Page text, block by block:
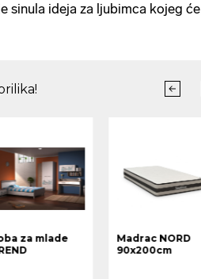
sinula ideja za ljubimca kojeg će